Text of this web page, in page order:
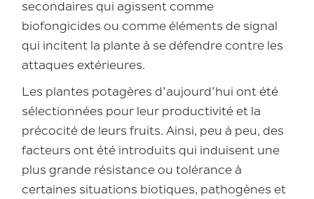
secondaires qui agissent comme
biofongicides ou comme éléments de signal
qui incitent la plante à se défendre contre les
attaques extérieures.
Les plantes potagères d’aujourd’hui ont été
sélectionnées pour leur productivité et la
précocité de leurs fruits. Ainsi, peu à peu, des
facteurs ont été introduits qui induisent une
plus grande résistance ou tolérance à
certaines situations biotiques, pathogènes et